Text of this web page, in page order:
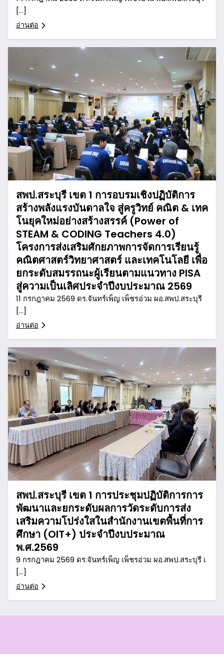
[…]
อ่านต่อ
สพป.สระบุรี เขต 1 การอบรมเชิงปฏิบัติการ
สร้างพลังแรงบันดาลใจ สู่ครูวิทย์ คณิต & เทค
โนยุคใหม่อย่างสร้างสรรค์ (Power of
STEAM & CODING Teachers 4.0)
โครงการส่งเสริมศักยภาพการจัดการเรียนรู้
คณิตศาสตร์วิทยาศาสตร์ และเทคโนโลยี เพื่อ
ยกระดับสมรรถนะผู้เรียนตามแนวทาง PISA
สู่ความเป็นเลิศประจำปีงบประมาณ 2569
11 กรกฎาคม 2569 ดร.จันทร์เพ็ญ เพ็ชรอ่วม ผอ.สพป.สระบุรี
[…]
อ่านต่อ
สพป.สระบุรี เขต 1 การประชุมปฏิบัติการการ
พัฒนาและยกระดับผลการวัดระดับการส่ง
เสริมความโปร่งใสในสำนักงานเขตพื้นที่การ
ศึกษา (OIT+) ประจำปีงบประมาณ
พ.ศ.2569
9 กรกฎาคม 2569 ดร.จันทร์เพ็ญ เพ็ชรอ่วม ผอ.สพป.สระบุรี เ
[…]
อ่านต่อ